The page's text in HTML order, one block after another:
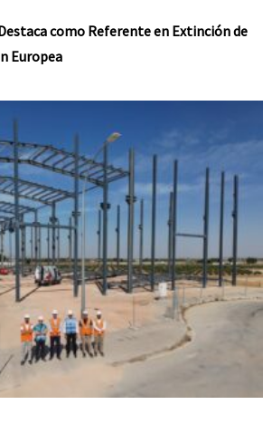
como Referente en Extinción de
Europea